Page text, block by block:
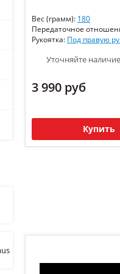
Вес (грамм): 180
Передаточное
Рукоятка: Под правую
Уточняйте наличие
3 990 руб
Купить